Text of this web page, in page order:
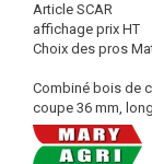
Article SCAR
affichage prix HT
Choix des pros
Combiné bois de
coupe 36 mm,